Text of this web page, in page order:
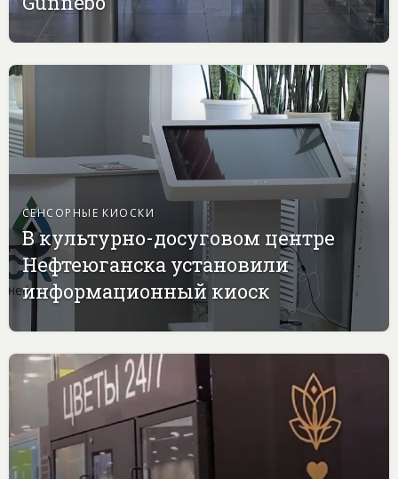
СЕНСОРНЫЕ КИОСКИ
В культурно-досуговом центре
Нефтеюганска установили
информационный киоск